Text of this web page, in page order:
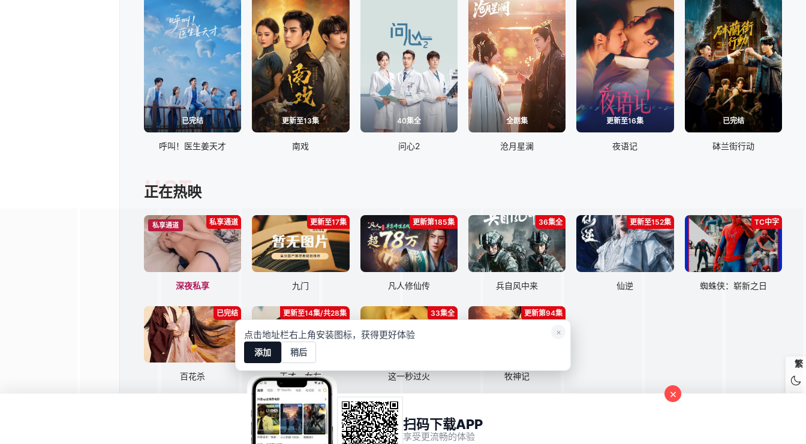
已完结
呼叫！医生姜天才
更新至13集
南戏
40集全
问心2
全剧集
沧月星澜
更新至16集
夜语记
已完结
砵兰街行动
正在热映
HOT
私享通道 私享通道
深夜私享
更新至17集
九门
更新第185集
凡人修仙传
36集全
兵自风中来
更新至152集
仙逆
TC中字
蜘蛛侠：崭新之日
已完结
百花杀
更新至14集/共28集
天才，女友
33集全
这一秒过火
更新第94集
牧神记
扫码下载APP
享受更流畅的体验
×
繁
RSS Baidu
×
点击地址栏右上角安装图标，获得更好体验
添加 稍后